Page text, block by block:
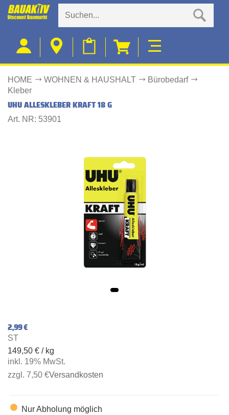
HOME WOHNEN & HAUSHALT
Bürobedarf
Kleber
UHU ALLESKLEBER KRAFT 18 G
Art. NR: 53901
2,99 €
ST
149,50 € / kg
inkl. 19% MwSt.
zzgl. 7,50 €Versandkosten
Nur Abholung möglich